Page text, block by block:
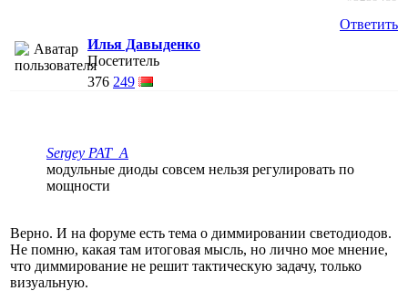
Ответить
Илья Давыденко
Посетитель
376 249
Sergey PAT_A
модульные диоды совсем нельзя регулировать по
мощности
Верно. И на форуме есть тема о диммировании светодиодов.
Не помню, какая там итоговая мысль, но лично мое мнение,
что диммирование не решит тактическую задачу, только
визуальную.